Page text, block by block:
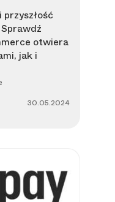
otwiera
jak i
30.05.2024